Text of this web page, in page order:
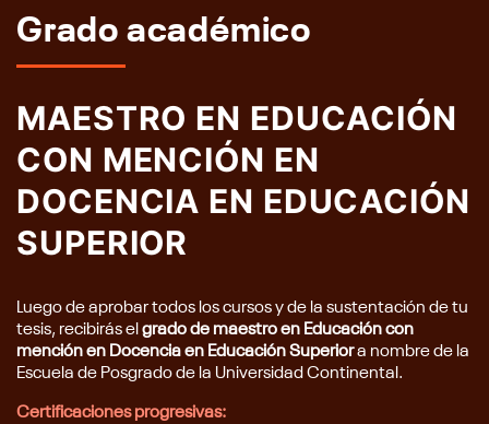
Grado académico
MAESTRO EN EDUCACIÓN
CON MENCIÓN EN
DOCENCIA EN EDUCACIÓN
SUPERIOR
Luego de aprobar todos los cursos y de la sustentación de tu
tesis, recibirás elgrado de maestro en Educación con
mención en Docencia en Educación Superiora nombre de la
Escuela de Posgrado de la Universidad Continental.
Certificaciones progresivas: